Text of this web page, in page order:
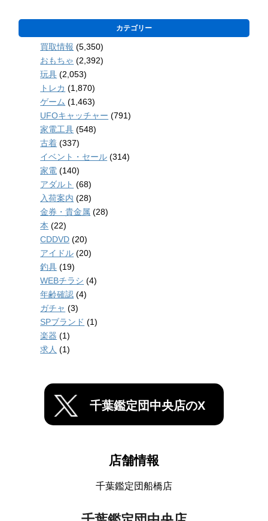
カテゴリー
買取情報 (5,350)
おもちゃ (2,392)
玩具 (2,053)
トレカ (1,870)
ゲーム (1,463)
UFOキャッチャー (791)
家電工具 (548)
古着 (337)
イベント・セール (314)
家電 (140)
アダルト (68)
入荷案内 (28)
金券・貴金属 (28)
本 (22)
CDDVD (20)
アイドル (20)
釣具 (19)
WEBチラシ (4)
年齢確認 (4)
ガチャ (3)
SPブランド (1)
楽器 (1)
求人 (1)
千葉鑑定団中央店のX
店舗情報
千葉鑑定団船橋店